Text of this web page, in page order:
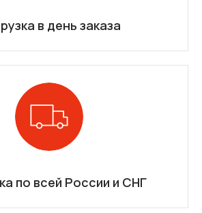
в день заказа
по всей России и СНГ